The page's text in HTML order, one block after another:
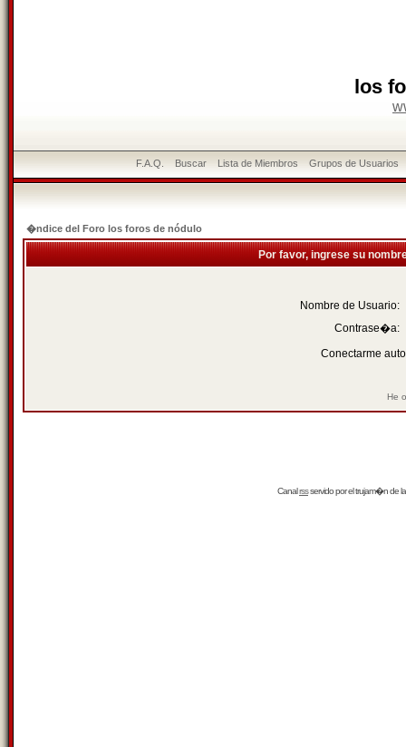
los
F.A.Q. Buscar Lista de Miembros Grupos de Usuarios
�ndice del Foro los foros de nódulo
Por favor, ingrese su
Nombre de Usuario:
Contrase�a:
Conectarme
He
Canalrssservido por eltrujam�nde